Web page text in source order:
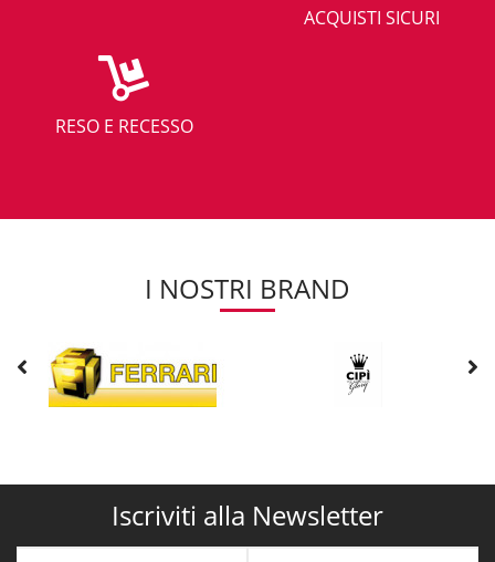
ACQUISTI SICURI
RESO E RECESSO
I NOSTRI BRAND
Iscriviti alla Newsletter